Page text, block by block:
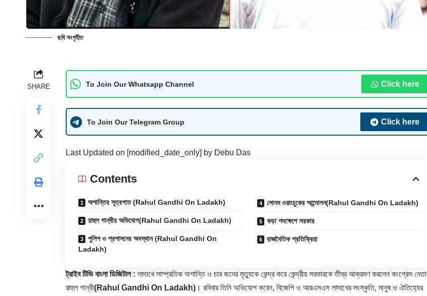
ছবি সংগৃহীত
SHARE To Join Our Whatsapp Channel Click here
To Join Our Telegram Group Click here
Last Updated on [modified_date_only] by Debu Das
Contents
অশান্তির সূত্রপাত (Rahul Gandhi On Ladakh)
রাহুল গান্ধীর অভিযোগ(Rahul Gandhi On Ladakh)
পুলিশ ও প্রশাসনের অবস্থান (Rahul Gandhi On
Ladakh)
সোনম ওয়াংচুকের আন্দোলন(Rahul Gandhi On Ladakh)
কড়া পদক্ষেপে সরকার
রাজনৈতিক প্রতিক্রিয়া
ট্রাইব টিভি বাংলা ডিজিটাল : লাদাখে সাম্প্রতিক অশান্তি ও চার জনের মৃত্যুকে কেন্দ্র করে কেন্দ্রীয় সরকারকে তীব্র আক্রমণ করলেন কংগ্রেস নেতা
রাহুল গান্ধী(Rahul Gandhi On Ladakh) । রবিবার তিনি অভিযোগ করেন, বিজেপি ও আরএসএস লাদাখের সংস্কৃতি, মানুষ ও ঐতিহ্যের